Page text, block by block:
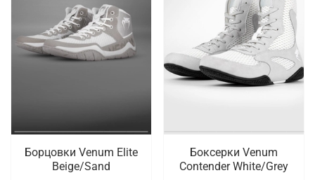
Борцовки Venum Elite
Beige/Sand
Боксерки Venum
Contender White/Grey